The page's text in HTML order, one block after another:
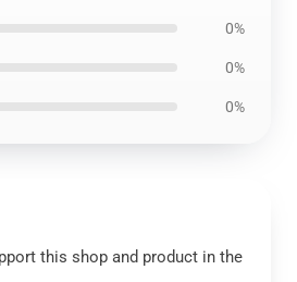
0%
0%
0%
this shop and product in the